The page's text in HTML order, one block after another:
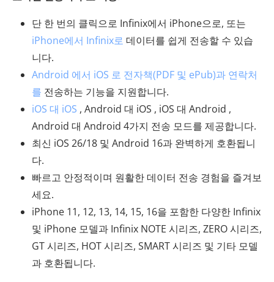
단 한 번의 클릭으로 Infinix에서 iPhone으로, 또는
iPhone에서 Infinix로 데이터를 쉽게 전송할 수 있습
니다.
Android 에서 iOS 로 전자책(PDF 및 ePub)과 연락처
를 전송하는 기능을 지원합니다.
iOS 대 iOS , Android 대 iOS , iOS 대 Android ,
Android 대 Android 4가지 전송 모드를 제공합니다.
최신 iOS 26/18 및 Android 16과 완벽하게 호환됩니
다.
빠르고 안정적이며 원활한 데이터 전송 경험을 즐겨보
세요.
iPhone 11, 12, 13, 14, 15, 16을 포함한 다양한 Infinix
및 iPhone 모델과 Infinix NOTE 시리즈, ZERO 시리즈,
GT 시리즈, HOT 시리즈, SMART 시리즈 및 기타 모델
과 호환됩니다.